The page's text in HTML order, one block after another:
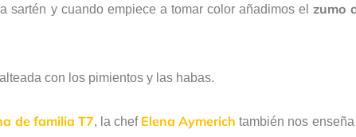
sartén y cuando empiece a tomar color añadimos el zumo
con los pimientos y las habas.
de familia T7, la chef Elena Aymerich también nos